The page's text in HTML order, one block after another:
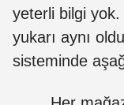
yeterli bilgi yok.
yukarı aynı
sisteminde